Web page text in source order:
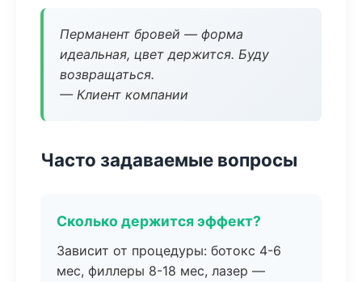
Перманент бровей — форма
идеальная, цвет держится. Буду
возвращаться.
— Клиент компании
Часто задаваемые вопросы
Сколько держится эффект?
Зависит от процедуры: ботокс 4-6
мес, филлеры 8-18 мес, лазер —